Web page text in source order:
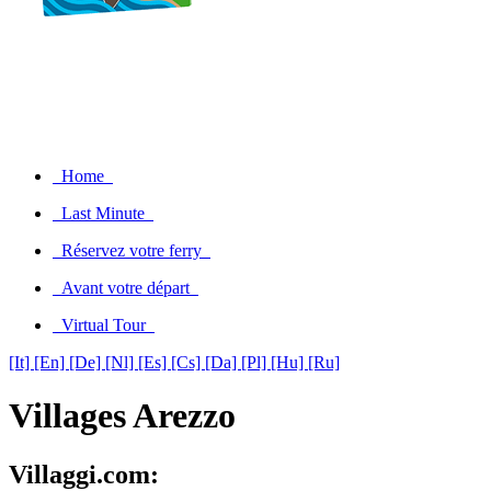
Home
Last Minute
Réservez votre ferry
Avant votre départ
Virtual Tour
[It] [En] [De] [Nl] [Es] [Cs] [Da] [Pl] [Hu] [Ru]
Villages Arezzo
Villaggi.com: